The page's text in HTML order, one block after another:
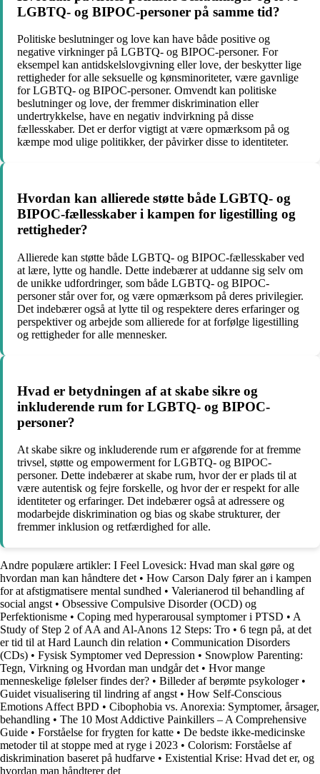
LGBTQ- og BIPOC-personer på samme tid?
Politiske beslutninger og love kan have både positive og
negative virkninger på LGBTQ- og BIPOC-personer. For
eksempel kan antidskelslovgivning eller love, der beskytter lige
rettigheder for alle seksuelle og kønsminoriteter, være gavnlige
for LGBTQ- og BIPOC-personer. Omvendt kan politiske
beslutninger og love, der fremmer diskrimination eller
undertrykkelse, have en negativ indvirkning på disse
fællesskaber. Det er derfor vigtigt at være opmærksom på og
kæmpe mod ulige politikker, der påvirker disse to identiteter.
Hvordan kan allierede støtte både LGBTQ- og
BIPOC-fællesskaber i kampen for ligestilling og
rettigheder?
Allierede kan støtte både LGBTQ- og BIPOC-fællesskaber ved
at lære, lytte og handle. Dette indebærer at uddanne sig selv om
de unikke udfordringer, som både LGBTQ- og BIPOC-
personer står over for, og være opmærksom på deres privilegier.
Det indebærer også at lytte til og respektere deres erfaringer og
perspektiver og arbejde som allierede for at forfølge ligestilling
og rettigheder for alle mennesker.
Hvad er betydningen af at skabe sikre og
inkluderende rum for LGBTQ- og BIPOC-
personer?
At skabe sikre og inkluderende rum er afgørende for at fremme
trivsel, støtte og empowerment for LGBTQ- og BIPOC-
personer. Dette indebærer at skabe rum, hvor der er plads til at
være autentisk og fejre forskelle, og hvor der er respekt for alle
identiteter og erfaringer. Det indebærer også at adressere og
modarbejde diskrimination og bias og skabe strukturer, der
fremmer inklusion og retfærdighed for alle.
Andre populære artikler: I Feel Lovesick: Hvad man skal gøre og
hvordan man kan håndtere det • How Carson Daly fører an i kampen
for at afstigmatisere mental sundhed • Valerianerod til behandling af
social angst • Obsessive Compulsive Disorder (OCD) og
Perfektionisme • Coping med hyperarousal symptomer i PTSD • A
Study of Step 2 of AA and Al-Anons 12 Steps: Tro • 6 tegn på, at det
er tid til at Hard Launch din relation • Communication Disorders
(CDs) • Fysisk Symptomer ved Depression • Snowplow Parenting:
Tegn, Virkning og Hvordan man undgår det • Hvor mange
menneskelige følelser findes der? • Billeder af berømte psykologer•
Guidet visualisering til lindring af angst • How Self-Conscious
Emotions Affect BPD • Cibophobia vs. Anorexia: Symptomer, årsager,
behandling • The 10 Most Addictive Painkillers – A Comprehensive
Guide • Forståelse for frygten for katte • De bedste ikke-medicinske
metoder til at stoppe med at ryge i 2023 • Colorism: Forståelse af
diskrimination baseret på hudfarve • Existential Krise: Hvad det er, og
hvordan man håndterer det